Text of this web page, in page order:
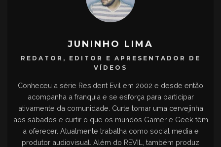
JUNINHO LIMA
REDATOR, EDITOR E APRESENTADOR DE
VÍDEOS
Conheceu a série Resident Evil em 2002 e desde então
acompanha a franquia e se esforça para participar
ativamente da comunidade. Curte tomar uma cervejinha
aos sábados e curtir o que os mundos Gamer e Geek têm
a oferecer. Atualmente trabalha como social media e
produtor audiovisual. Além do REVIL, também produz